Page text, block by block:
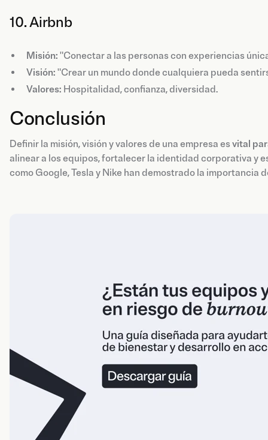
10. Airbnb
Misión: "Conectar a las personas con experiencias
Visión: "Crear un mundo donde cualquiera pueda
Valores: Hospitalidad, confianza, diversidad.
Conclusión
Definir la misión, visión y valores de una empresa es vital
alinear a los equipos, fortalecer la identidad corporativa y
como Google, Tesla y Nike han demostrado la